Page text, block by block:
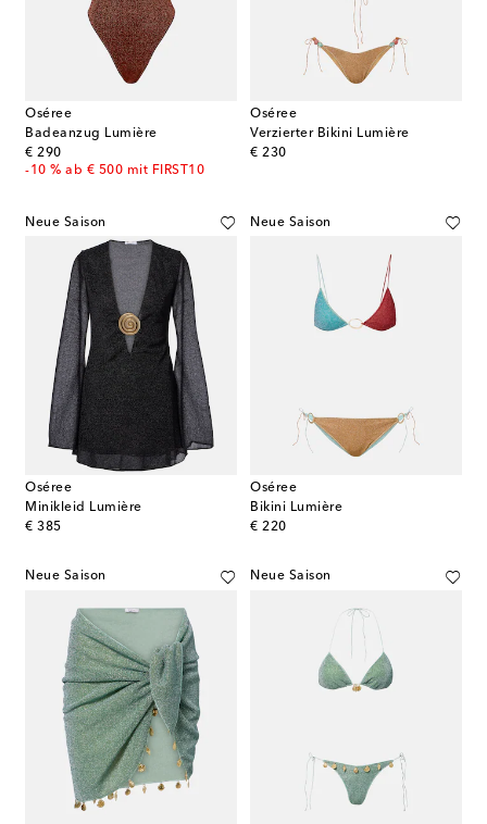
Oséree
Badeanzug Lumière
€ 290
original price
-10 % ab € 500 mit FIRST10
Oséree
Verzierter Bikini Lumière
€ 230
original price
Neue Saison
Oséree
Minikleid Lumière
€ 385
original price
Neue Saison
Oséree
Bikini Lumière
€ 220
original price
Neue Saison Neue Saison